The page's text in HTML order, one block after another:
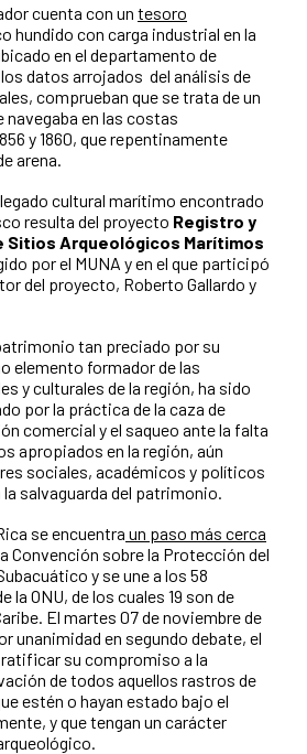
cuenta con un tesoro
hundido con carga industrial en la
en el departamento de
datos arrojados del análisis de
comprueban que se trata de un
navegaba en las costas
y 1860, que repentinamente
arena.
cultural marítimo encontrado
resulta del proyecto Registro y
Sitios Arqueológicos Marítimos
por el MUNA y en el que participó
del proyecto, Roberto Gallardo y
tan preciado por su
elemento formador de las
y culturales de la región, ha sido
por la práctica de la caza de
comercial y el saqueo ante la falta
apropiados en la región, aún
sociales, académicos y políticos
salvaguarda del patrimonio.
se encuentra un paso más cerca
Convención sobre la Protección del
y se une a los 58
la ONU, de los cuales 19 son de
El martes 07 de noviembre de
unanimidad en segundo debate, el
su compromiso a la
de todos aquellos rastros de
estén o hayan estado bajo el
y que tengan un carácter